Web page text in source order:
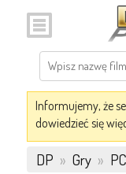
Informujemy, że
dowiedzieć się
DP » Gry » PC